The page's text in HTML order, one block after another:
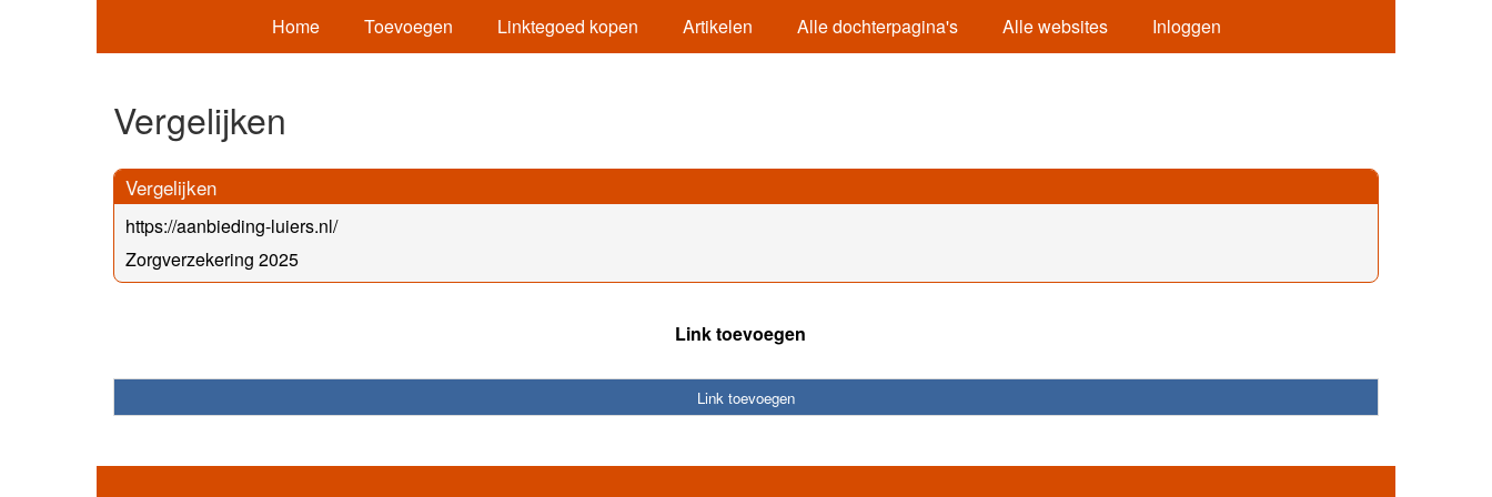
Home Toevoegen Linktegoed kopen Artikelen Alle dochterpagina's Alle websites Inloggen
Vergelijken
Vergelijken
https://aanbieding-luiers.nl/
Zorgverzekering 2025
Link toevoegen
Link toevoegen